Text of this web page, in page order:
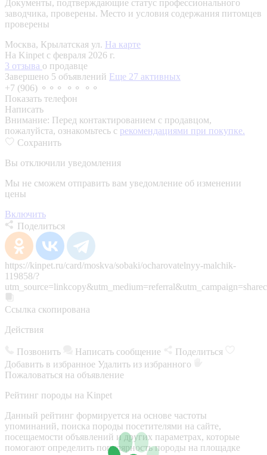
Документы, подтверждающие статус профессионального
заводчика, проверены. Место и условия содержания питомцев
проверены
Москва, Крылатская ул. На карте
На Kinpet c февраля 2026 г.
3 отзыва о продавце
Завершено 5 объявлений Еще 27 активных
+7 (906) ⚬⚬⚬ ⚬⚬ ⚬⚬
Показать телефон
Написать
Внимание: Перед контактированием с продавцом,
пожалуйста, ознакомьтесь с рекомендациями при покупке.
Сохранить
Вы отключили уведомления
Мы не сможем отправить вам уведомление об изменении
цены
Включить
Поделиться
https://kinpet.ru/card/moskva/sobaki/ocharovatelnyy-malchik-
119858/?
Ссылка скопирована
Действия
Позвонить Написать сообщение
Поделиться
Добавить в избранное Удалить из избранного
Пожаловаться на объявление
Рейтинг породы на Kinpet
Данный рейтинг формируется на основе частоты
упоминаний, поиска породы посетителями на сайте,
посещаемости объявлений и других параметрах, которые
помогают определить популярность породы на площадке